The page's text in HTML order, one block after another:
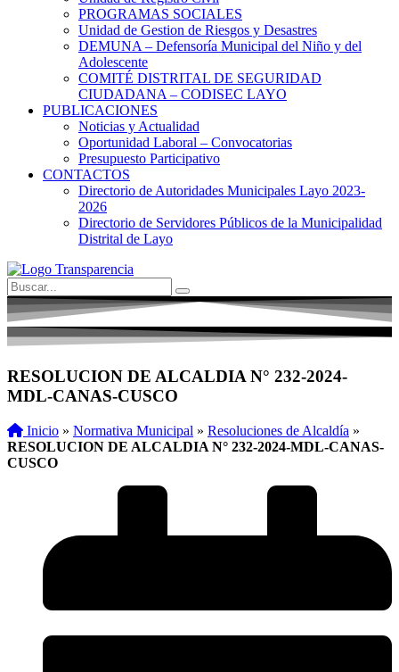
PROGRAMAS SOCIALES
Unidad de Gestion de Riesgos y Desastres
DEMUNA – Defensoría Municipal del Niño y del
Adolescente
COMITÉ DISTRITAL DE SEGURIDAD
CIUDADANA – CODISEC LAYO
PUBLICACIONES
Noticias y Actualidad
Oportunidad Laboral – Convocatorias
Presupuesto Participativo
CONTACTOS
Directorio de Autoridades Municipales Layo 2023-
2026
Directorio de Servidores Públicos de la Municipalidad
Distrital de Layo
RESOLUCION DE ALCALDIA N° 232-2024-
MDL-CANAS-CUSCO
Inicio » Normativa Municipal » Resoluciones de Alcaldía »
RESOLUCION DE ALCALDIA N° 232-2024-MDL-CANAS-
CUSCO